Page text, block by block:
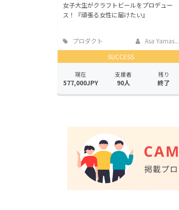
女子大生がクラフトビールをプロデュー
ス！『頑張る女性に届けたい』
プロダクト
Asa Yamas...
SUCCESS
現在
577,000JPY
支援者
90人
残り
終了